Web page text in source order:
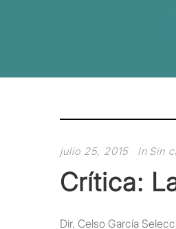
julio 25, 2015 In Sin
Crítica:
Dir. Celso García